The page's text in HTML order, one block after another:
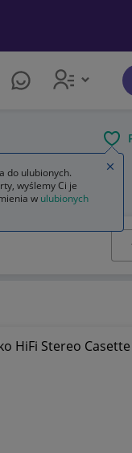
HiFi Stereo Casette
do ulubionych.
wyślemy Ci je
w ulubionych